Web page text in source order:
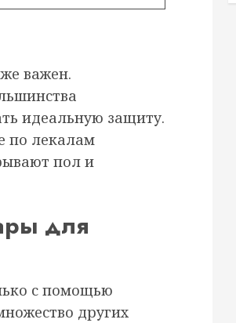
важен.
идеальную защиту.
по лекалам
пол и
для
с помощью
других